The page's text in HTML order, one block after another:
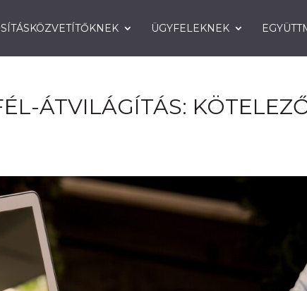
ÜGYFELEKNEK
ÁTVILÁGÍTÁS: